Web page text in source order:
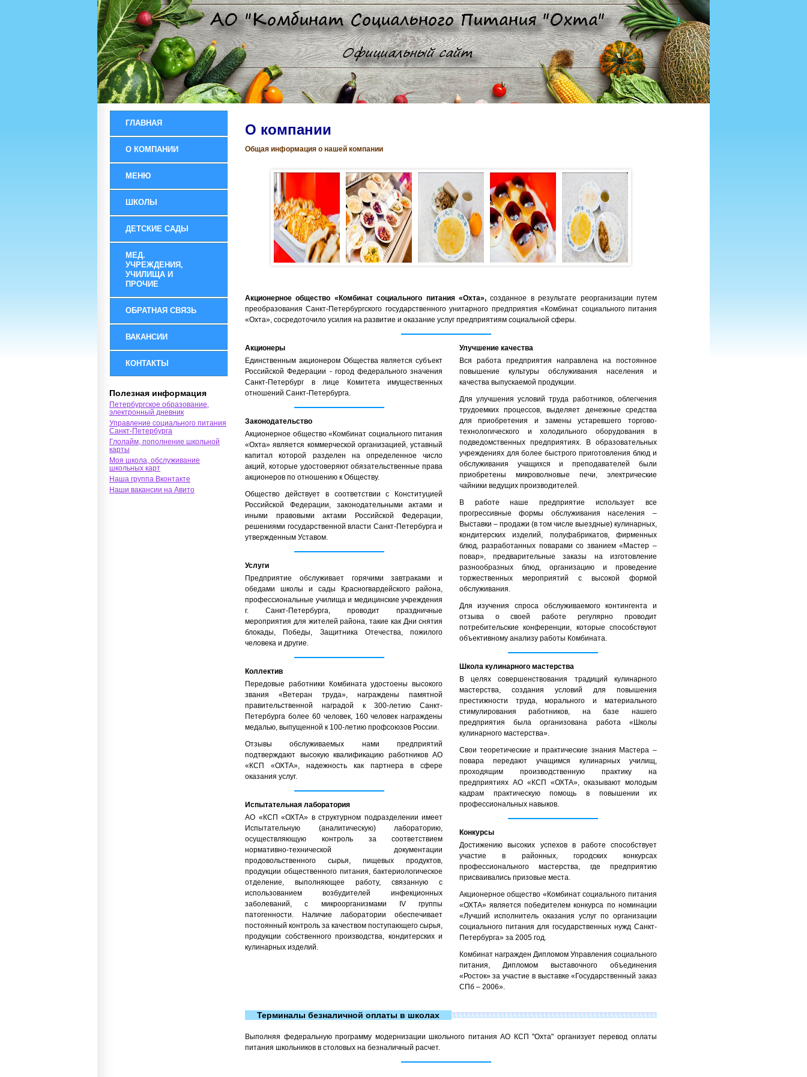
ГЛАВНАЯ
О КОМПАНИИ
МЕНЮ
ШКОЛЫ
ДЕТСКИЕ САДЫ
МЕД.
УЧРЕЖДЕНИЯ,
УЧИЛИЩА И
ПРОЧИЕ
ОБРАТНАЯ СВЯЗЬ
ВАКАНСИИ
КОНТАКТЫ
Полезная информация
Петербургское образование,
электронный дневник
Управление социального питания
Санкт-Петербурга
Глолайм, пополнение школьной
карты
Моя школа, обслуживание
школьных карт
Наша группа Вконтакте
Наши вакансии на Авито
О компании
Общая информация о нашей компании
Акционерное общество «Комбинат социального питания «Охта», созданное в результате реорганизации путем
преобразования Санкт-Петербургского государственного унитарного предприятия «Комбинат социального питания
«Охта», сосредоточило усилия на развитие и оказание услуг предприятиям социальной сферы.
Акционеры
Единственным акционером Общества является субъект
Российской Федерации - город федерального значения
Санкт-Петербург в лице Комитета имущественных
отношений Санкт-Петербурга.
Законодательство
Акционерное общество «Комбинат социального питания
«Охта» является коммерческой организацией, уставный
капитал которой разделен на определенное число
акций, которые удостоверяют обязательственные права
акционеров по отношению к Обществу.
Общество действует в соответствии с Конституцией
Российской Федерации, законодательными актами и
иными правовыми актами Российской Федерации,
решениями государственной власти Санкт-Петербурга и
утвержденным Уставом.
Услуги
Предприятие обслуживает горячими завтраками и
обедами школы и сады Красногвардейского района,
профессиональные училища и медицинские учреждения
г. Санкт-Петербурга, проводит праздничные
мероприятия для жителей района, такие как Дни снятия
блокады, Победы, Защитника Отечества, пожилого
человека и другие.
Коллектив
Передовые работники Комбината удостоены высокого
звания «Ветеран труда», награждены памятной
правительственной наградой к 300-летию Санкт-
Петербурга более 60 человек, 160 человек награждены
медалью, выпущенной к 100-летию профсоюзов России.
Отзывы обслуживаемых нами предприятий
подтверждают высокую квалификацию работников АО
«КСП «ОХТА», надежность как партнера в сфере
оказания услуг.
Испытательная лаборатория
АО «КСП «ОХТА» в структурном подразделении имеет
Испытательную (аналитическую) лабораторию,
осуществляющую контроль за соответствием
нормативно-технической документации
продовольственного сырья, пищевых продуктов,
продукции общественного питания, бактериологическое
отделение, выполняющее работу, связанную с
использованием возбудителей инфекционных
заболеваний, с микроорганизмами IV группы
патогенности. Наличие лаборатории обеспечивает
постоянный контроль за качеством поступающего сырья,
продукции собственного производства, кондитерских и
кулинарных изделий.
Улучшение качества
Вся работа предприятия направлена на постоянное
повышение культуры обслуживания населения и
качества выпускаемой продукции.
Для улучшения условий труда работников, облегчения
трудоемких процессов, выделяет денежные средства
для приобретения и замены устаревшего торгово-
технологического и холодильного оборудования в
подведомственных предприятиях. В образовательных
учреждениях для более быстрого приготовления блюд и
обслуживания учащихся и преподавателей были
приобретены микроволновые печи, электрические
чайники ведущих производителей.
В работе наше предприятие использует все
прогрессивные формы обслуживания населения –
Выставки – продажи (в том числе выездные) кулинарных,
кондитерских изделий, полуфабрикатов, фирменных
блюд, разработанных поварами со званием «Мастер –
повар», предварительные заказы на изготовление
разнообразных блюд, организацию и проведение
торжественных мероприятий с высокой формой
обслуживания.
Для изучения спроса обслуживаемого контингента и
отзыва о своей работе регулярно проводит
потребительские конференции, которые способствуют
объективному анализу работы Комбината.
Школа кулинарного мастерства
В целях совершенствования традиций кулинарного
мастерства, создания условий для повышения
престижности труда, морального и материального
стимулирования работников, на базе нашего
предприятия была организована работа «Школы
кулинарного мастерства».
Свои теоретические и практические знания Мастера –
повара передают учащимся кулинарных училищ,
проходящим производственную практику на
предприятиях АО «КСП «ОХТА», оказывают молодым
кадрам практическую помощь в повышении их
профессиональных навыков.
Конкурсы
Достижению высоких успехов в работе способствует
участие в районных, городских конкурсах
профессионального мастерства, где предприятию
присваивались призовые места.
Акционерное общество «Комбинат социального питания
«ОХТА» является победителем конкурса по номинации
«Лучший исполнитель оказания услуг по организации
социального питания для государственных нужд Санкт-
Петербурга» за 2005 год.
Комбинат награжден Дипломом Управления социального
питания, Дипломом выставочного объединения
«Росток» за участие в выставке «Государственный заказ
СПб – 2006».
Терминалы безналичной оплаты в школах
Выполняя федеральную программу модернизации школьного питания АО КСП "Охта" организует перевод оплаты
питания школьников в столовых на безналичный расчет.